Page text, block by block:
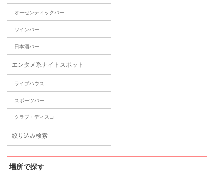
オーセンティックバー
ワインバー
日本酒バー
エンタメ系ナイトスポット
ライブハウス
スポーツバー
クラブ・ディスコ
絞り込み検索
場所で探す